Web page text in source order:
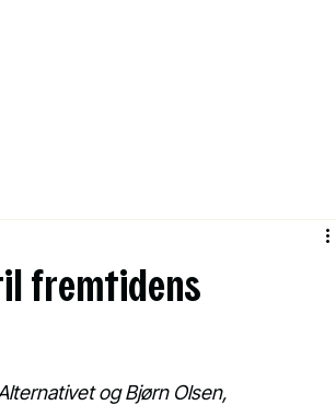
fremtidens
og Bjørn Olsen,